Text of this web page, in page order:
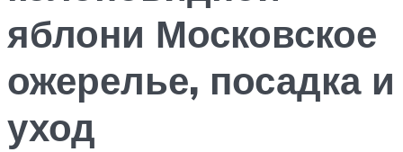
яблони Московское
ожерелье, посадка и
уход